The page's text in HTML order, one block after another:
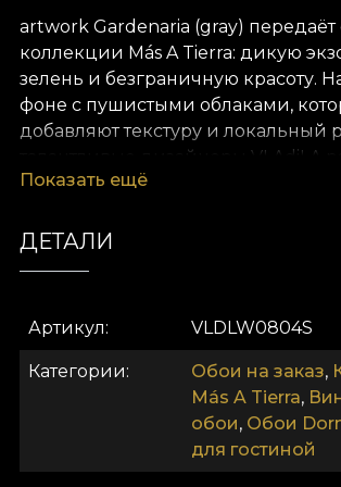
artwork Gardenaria (gray) передаёт
коллекции Más A Tierra: дикую
зелень и безграничную красоту.
фоне с пушистыми облаками,
добавляют текстуру и локальный
талантливые дизайнеры VLAdiLA
множество эффектных
(gray) переносит вас в сердце
оценили. Marantha, пальмы, Ficus
Sansevieria и банановые деревья
приносит на стену свежесть и
природы, ещё не тронутой
Оттенки зелёного, пёстрые
всё создаёт ощущение
Показать ещё
ДЕТАЛИ
Артикул VLDLW0804S
Категории Обои на заказ,
Más A Tierra,
обои, Обои
для гостиной